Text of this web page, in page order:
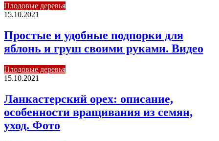
Плодовые деревья
15.10.2021
Простые и удобные подпорки для
яблонь и груш своими руками. Видео
Плодовые деревья
15.10.2021
Ланкастерский орех: описание,
особенности вращивания из семян,
уход. Фото